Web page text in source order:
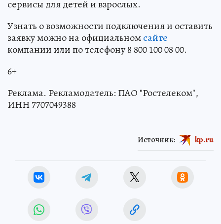
сервисы для детей и взрослых.
Узнать о возможности подключения и оставить
заявку можно на официальномсайте
компании или по телефону 8 800 100 08 00.
6+
Реклама. Рекламодатель: ПАО "Ростелеком",
ИНН 7707049388
Источник: kp.ru